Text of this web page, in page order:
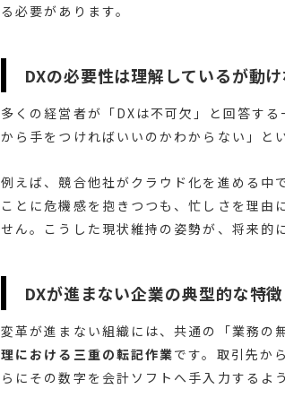
る必要があります。
DXの必要性は理解しているが動
多くの経営者が「DXは不可欠」と回答す
から手をつければいいのかわからない」と
例えば、競合他社がクラウド化を進める中
ことに危機感を抱きつつも、忙しさを理由
せん。こうした現状維持の姿勢が、将来的
DXが進まない企業の典型的な特徴
変革が進まない組織には、共通の「業務の
理における三重の転記作業です。取引先か
らにその数字を会計ソフトへ手入力するよ